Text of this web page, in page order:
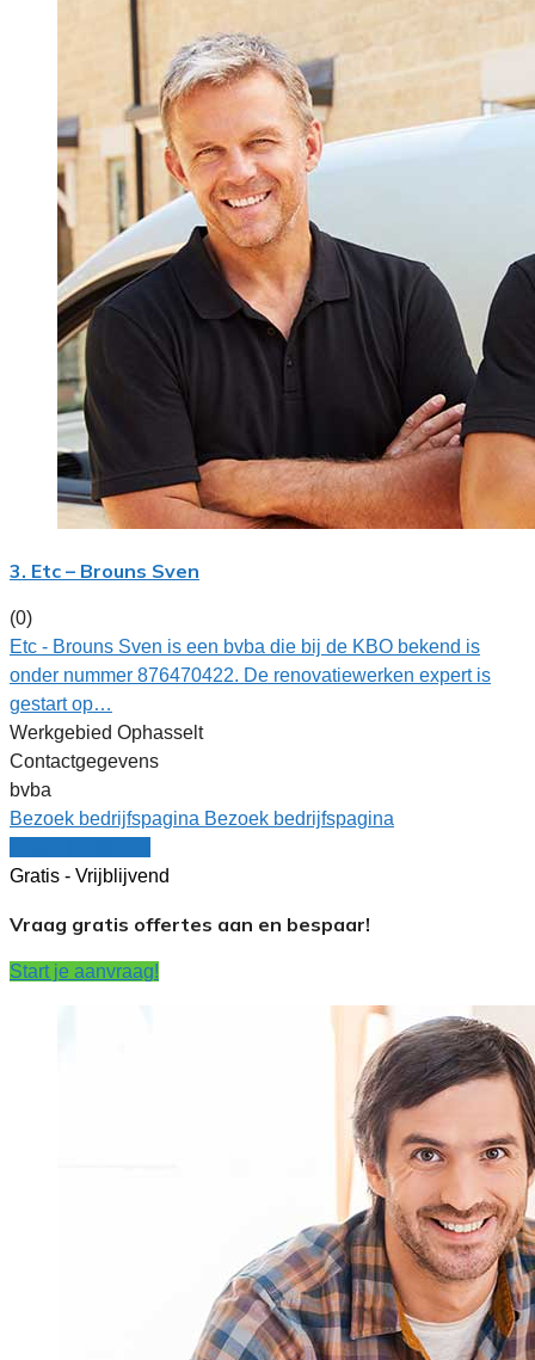
3. Etc – Brouns Sven
(0)
Etc - Brouns Sven is een bvba die bij de KBO bekend is
onder nummer 876470422. De renovatiewerken expert is
gestart op…
Werkgebied Ophasselt
Contactgegevens
bvba
Bezoek bedrijfspagina Bezoek bedrijfspagina
Gratis - Vrijblijvend
Vraag gratis offertes aan en bespaar!
Start je aanvraag!